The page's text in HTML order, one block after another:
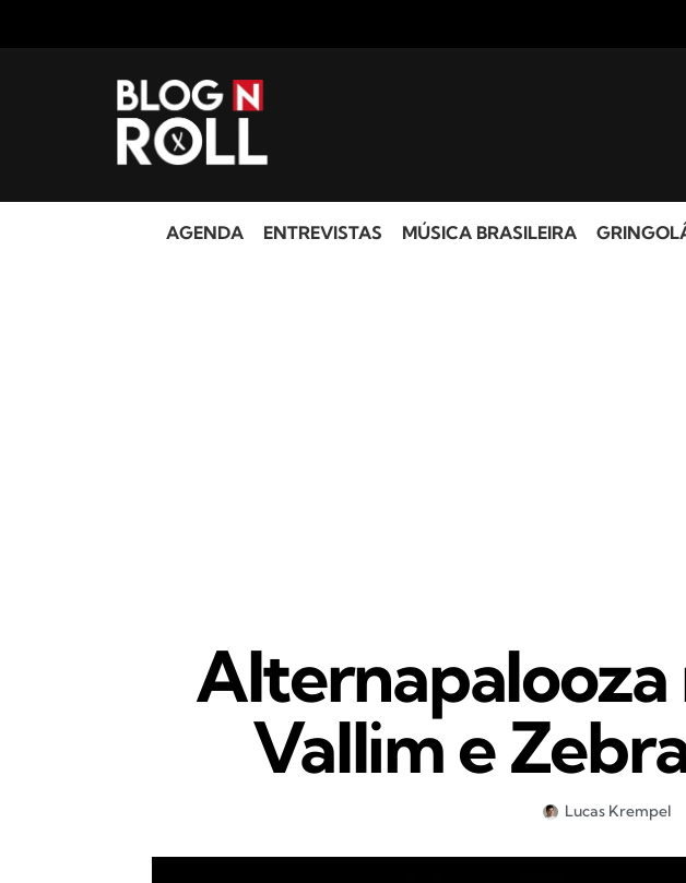
AGENDA ENTREVISTAS MÚSICA BRASILEIRA
Alternapalooza
Vallim e
Lucas Krempel